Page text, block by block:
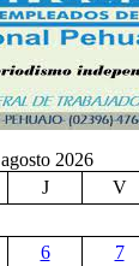
agosto 2026
J V
6 7